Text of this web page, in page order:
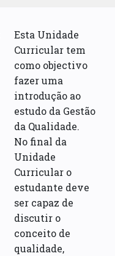
Esta Unidade
Curricular tem
como objectivo
fazer uma
introdução ao
estudo da Gestão
da Qualidade.
No final da
Unidade
Curricular o
estudante deve
ser capaz de
discutir o
conceito de
qualidade,